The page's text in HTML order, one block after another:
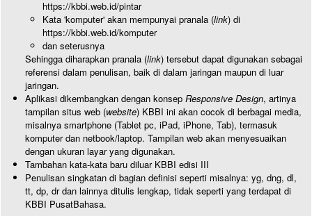
https://kbbi.web.id/pintar
Kata 'komputer' akan mempunyai pranala (link) di
https://kbbi.web.id/komputer
dan seterusnya
Sehingga diharapkan pranala (link) tersebut dapat digunakan sebagai
referensi dalam penulisan, baik di dalam jaringan maupun di luar
jaringan.
Aplikasi dikembangkan dengan konsep Responsive Design, artinya
tampilan situs web (website) KBBI ini akan cocok di berbagai media,
misalnya smartphone (Tablet pc, iPad, iPhone, Tab), termasuk
komputer dan netbook/laptop. Tampilan web akan menyesuaikan
dengan ukuran layar yang digunakan.
Tambahan kata-kata baru diluar KBBI edisi III
Penulisan singkatan di bagian definisi seperti misalnya: yg, dng, dl,
tt, dp, dr dan lainnya ditulis lengkap, tidak seperti yang terdapat di
KBBI PusatBahasa.